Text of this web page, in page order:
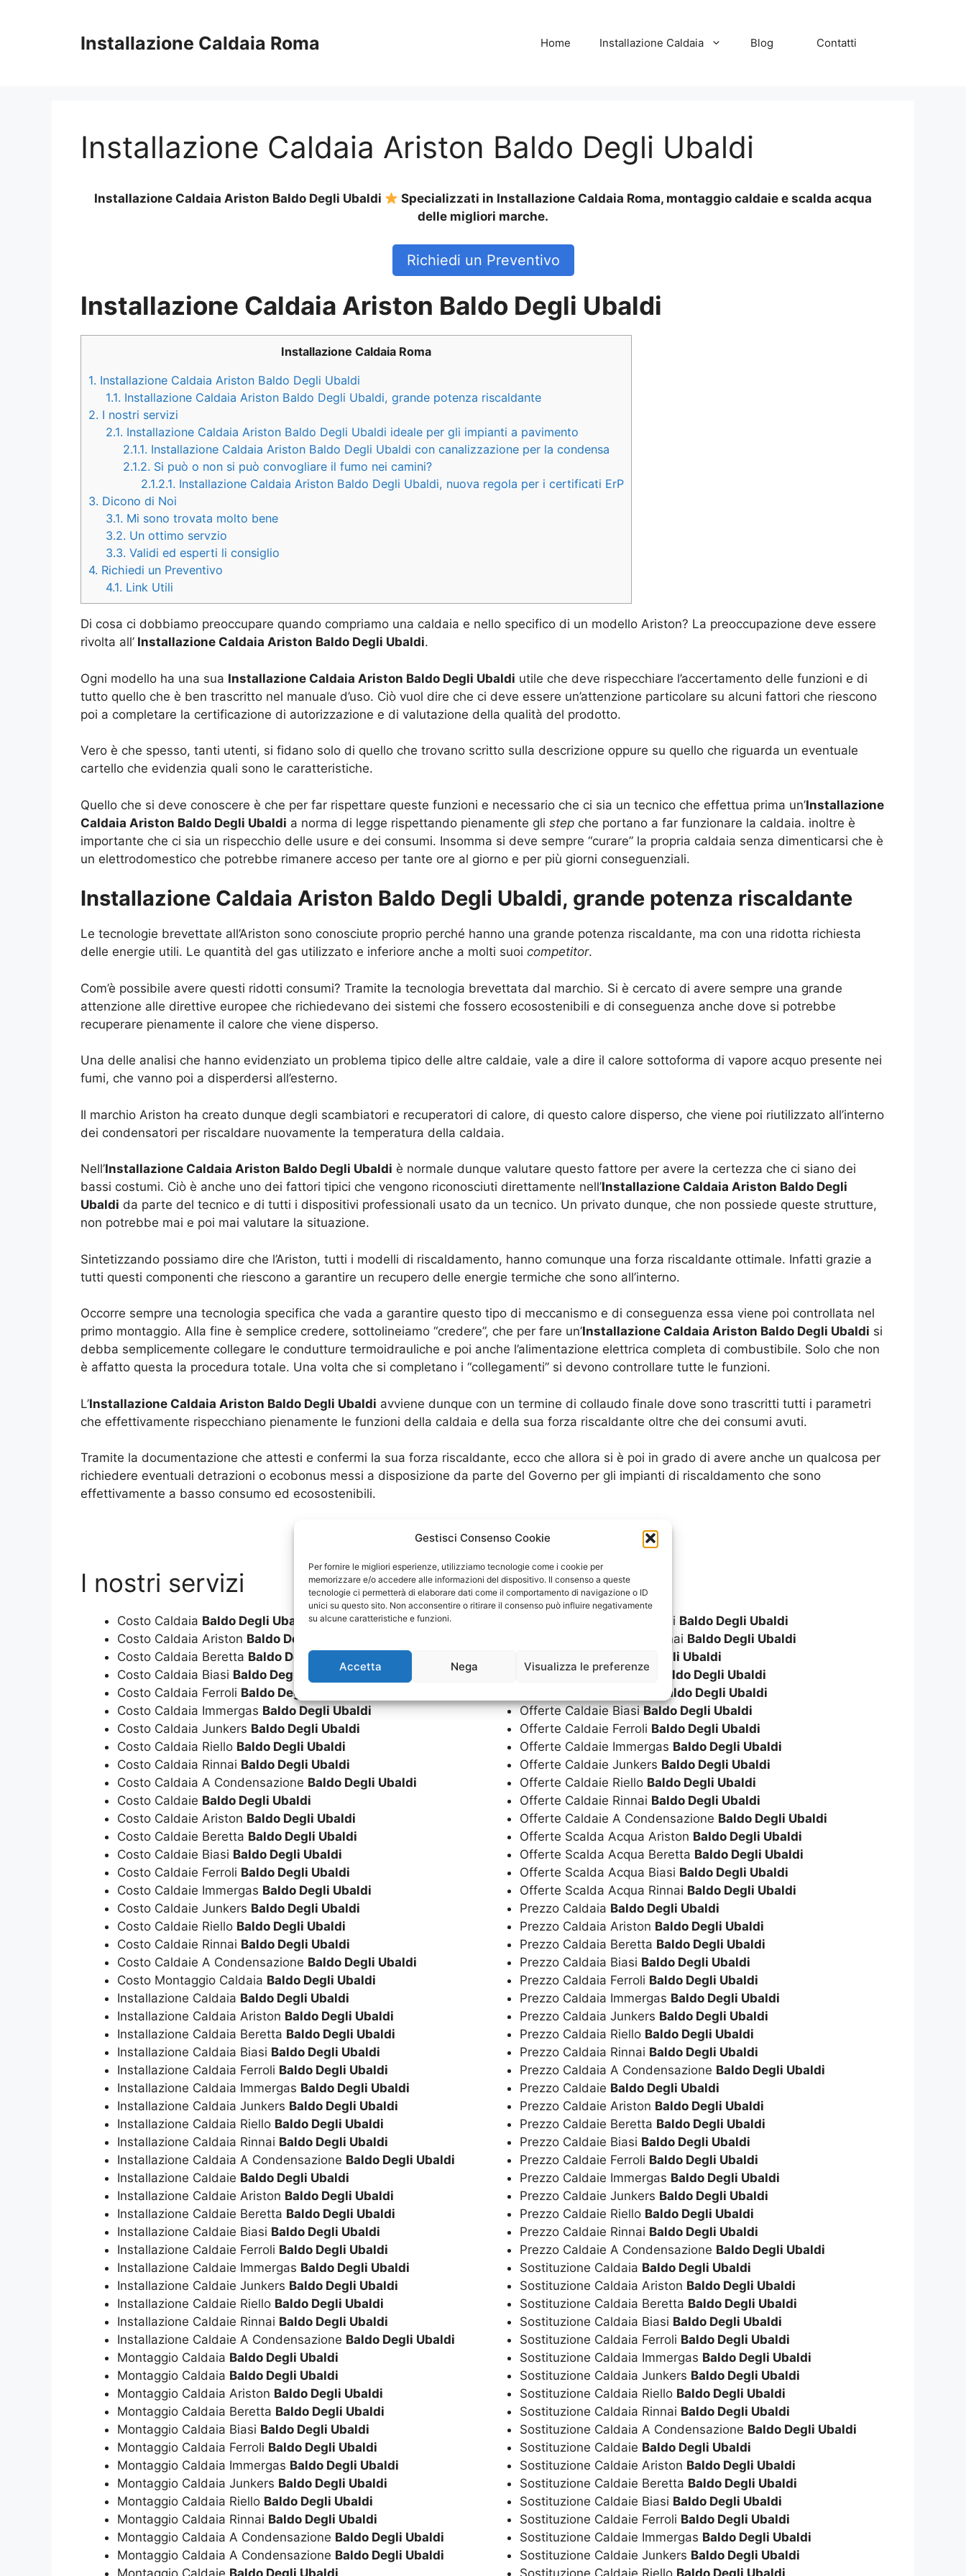
Gestisci Consenso Cookie
Per fornire le migliori esperienze, utilizziamo tecnologie come i cookie per
memorizzare e/o accedere alle informazioni del dispositivo. Il consenso a queste
tecnologie ci permetterà di elaborare dati come il comportamento di navigazione o ID
unici su questo sito. Non acconsentire o ritirare il consenso può influire negativamente
su alcune caratteristiche e funzioni.
Accetta Nega Visualizza le preferenze
Installazione Caldaia Roma Home Installazione Caldaia Blog Contatti
Installazione Caldaia Ariston Baldo Degli Ubaldi
Installazione Caldaia Ariston Baldo Degli Ubaldi
Specializzati in Installazione Caldaia Roma, montaggio caldaie e scalda acqua
delle migliori marche.
Richiedi un Preventivo
Installazione Caldaia Ariston Baldo Degli Ubaldi
Installazione Caldaia Roma
1. Installazione Caldaia Ariston Baldo Degli Ubaldi
1.1. Installazione Caldaia Ariston Baldo Degli Ubaldi, grande potenza riscaldante
2. I nostri servizi
2.1. Installazione Caldaia Ariston Baldo Degli Ubaldi ideale per gli impianti a pavimento
2.1.1. Installazione Caldaia Ariston Baldo Degli Ubaldi con canalizzazione per la condensa
2.1.2. Si può o non si può convogliare il fumo nei camini?
2.1.2.1. Installazione Caldaia Ariston Baldo Degli Ubaldi, nuova regola per i certificati ErP
3. Dicono di Noi
3.1. Mi sono trovata molto bene
3.2. Un ottimo servzio
3.3. Validi ed esperti li consiglio
4. Richiedi un Preventivo
4.1. Link Utili
Di cosa ci dobbiamo preoccupare quando compriamo una caldaia e nello specifico di un modello Ariston? La preoccupazione deve essere
rivolta all’ Installazione Caldaia Ariston Baldo Degli Ubaldi.
Ogni modello ha una sua Installazione Caldaia Ariston Baldo Degli Ubaldi utile che deve rispecchiare l’accertamento delle funzioni e di
tutto quello che è ben trascritto nel manuale d’uso. Ciò vuol dire che ci deve essere un’attenzione particolare su alcuni fattori che riescono
poi a completare la certificazione di autorizzazione e di valutazione della qualità del prodotto.
Vero è che spesso, tanti utenti, si fidano solo di quello che trovano scritto sulla descrizione oppure su quello che riguarda un eventuale
cartello che evidenzia quali sono le caratteristiche.
Quello che si deve conoscere è che per far rispettare queste funzioni e necessario che ci sia un tecnico che effettua prima un’Installazione
Caldaia Ariston Baldo Degli Ubaldi a norma di legge rispettando pienamente gli step che portano a far funzionare la caldaia. inoltre è
importante che ci sia un rispecchio delle usure e dei consumi. Insomma si deve sempre “curare” la propria caldaia senza dimenticarsi che è
un elettrodomestico che potrebbe rimanere acceso per tante ore al giorno e per più giorni conseguenziali.
Installazione Caldaia Ariston Baldo Degli Ubaldi, grande potenza riscaldante
Le tecnologie brevettate all’Ariston sono conosciute proprio perché hanno una grande potenza riscaldante, ma con una ridotta richiesta
delle energie utili. Le quantità del gas utilizzato e inferiore anche a molti suoi competitor.
Com’è possibile avere questi ridotti consumi? Tramite la tecnologia brevettata dal marchio. Si è cercato di avere sempre una grande
attenzione alle direttive europee che richiedevano dei sistemi che fossero ecosostenibili e di conseguenza anche dove si potrebbe
recuperare pienamente il calore che viene disperso.
Una delle analisi che hanno evidenziato un problema tipico delle altre caldaie, vale a dire il calore sottoforma di vapore acquo presente nei
fumi, che vanno poi a disperdersi all’esterno.
Il marchio Ariston ha creato dunque degli scambiatori e recuperatori di calore, di questo calore disperso, che viene poi riutilizzato all’interno
dei condensatori per riscaldare nuovamente la temperatura della caldaia.
Nell’Installazione Caldaia Ariston Baldo Degli Ubaldi è normale dunque valutare questo fattore per avere la certezza che ci siano dei
bassi costumi. Ciò è anche uno dei fattori tipici che vengono riconosciuti direttamente nell’Installazione Caldaia Ariston Baldo Degli
Ubaldi da parte del tecnico e di tutti i dispositivi professionali usato da un tecnico. Un privato dunque, che non possiede queste strutture,
non potrebbe mai e poi mai valutare la situazione.
Sintetizzando possiamo dire che l’Ariston, tutti i modelli di riscaldamento, hanno comunque una forza riscaldante ottimale. Infatti grazie a
tutti questi componenti che riescono a garantire un recupero delle energie termiche che sono all’interno.
Occorre sempre una tecnologia specifica che vada a garantire questo tipo di meccanismo e di conseguenza essa viene poi controllata nel
primo montaggio. Alla fine è semplice credere, sottolineiamo “credere”, che per fare un’Installazione Caldaia Ariston Baldo Degli Ubaldi si
debba semplicemente collegare le condutture termoidrauliche e poi anche l’alimentazione elettrica completa di combustibile. Solo che non
è affatto questa la procedura totale. Una volta che si completano i “collegamenti” si devono controllare tutte le funzioni.
L’Installazione Caldaia Ariston Baldo Degli Ubaldi avviene dunque con un termine di collaudo finale dove sono trascritti tutti i parametri
che effettivamente rispecchiano pienamente le funzioni della caldaia e della sua forza riscaldante oltre che dei consumi avuti.
Tramite la documentazione che attesti e confermi la sua forza riscaldante, ecco che allora si è poi in grado di avere anche un qualcosa per
richiedere eventuali detrazioni o ecobonus messi a disposizione da parte del Governo per gli impianti di riscaldamento che sono
effettivamente a basso consumo ed ecosostenibili.
Richiedi un Preventivo
I nostri servizi
Costo Caldaia Baldo Degli Ubaldi
Costo Caldaia Ariston Baldo Degli Ubaldi
Costo Caldaia Beretta Baldo Degli Ubaldi
Costo Caldaia Biasi Baldo Degli Ubaldi
Costo Caldaia Ferroli Baldo Degli Ubaldi
Costo Caldaia Immergas Baldo Degli Ubaldi
Costo Caldaia Junkers Baldo Degli Ubaldi
Costo Caldaia Riello Baldo Degli Ubaldi
Costo Caldaia Rinnai Baldo Degli Ubaldi
Costo Caldaia A Condensazione Baldo Degli Ubaldi
Costo Caldaie Baldo Degli Ubaldi
Costo Caldaie Ariston Baldo Degli Ubaldi
Costo Caldaie Beretta Baldo Degli Ubaldi
Costo Caldaie Biasi Baldo Degli Ubaldi
Costo Caldaie Ferroli Baldo Degli Ubaldi
Costo Caldaie Immergas Baldo Degli Ubaldi
Costo Caldaie Junkers Baldo Degli Ubaldi
Costo Caldaie Riello Baldo Degli Ubaldi
Costo Caldaie Rinnai Baldo Degli Ubaldi
Costo Caldaie A Condensazione Baldo Degli Ubaldi
Costo Montaggio Caldaia Baldo Degli Ubaldi
Installazione Caldaia Baldo Degli Ubaldi
Installazione Caldaia Ariston Baldo Degli Ubaldi
Installazione Caldaia Beretta Baldo Degli Ubaldi
Installazione Caldaia Biasi Baldo Degli Ubaldi
Installazione Caldaia Ferroli Baldo Degli Ubaldi
Installazione Caldaia Immergas Baldo Degli Ubaldi
Installazione Caldaia Junkers Baldo Degli Ubaldi
Installazione Caldaia Riello Baldo Degli Ubaldi
Installazione Caldaia Rinnai Baldo Degli Ubaldi
Installazione Caldaia A Condensazione Baldo Degli Ubaldi
Installazione Caldaie Baldo Degli Ubaldi
Installazione Caldaie Ariston Baldo Degli Ubaldi
Installazione Caldaie Beretta Baldo Degli Ubaldi
Installazione Caldaie Biasi Baldo Degli Ubaldi
Installazione Caldaie Ferroli Baldo Degli Ubaldi
Installazione Caldaie Immergas Baldo Degli Ubaldi
Installazione Caldaie Junkers Baldo Degli Ubaldi
Installazione Caldaie Riello Baldo Degli Ubaldi
Installazione Caldaie Rinnai Baldo Degli Ubaldi
Installazione Caldaie A Condensazione Baldo Degli Ubaldi
Montaggio Caldaia Baldo Degli Ubaldi
Montaggio Caldaia Baldo Degli Ubaldi
Montaggio Caldaia Ariston Baldo Degli Ubaldi
Montaggio Caldaia Beretta Baldo Degli Ubaldi
Montaggio Caldaia Biasi Baldo Degli Ubaldi
Montaggio Caldaia Ferroli Baldo Degli Ubaldi
Montaggio Caldaia Immergas Baldo Degli Ubaldi
Montaggio Caldaia Junkers Baldo Degli Ubaldi
Montaggio Caldaia Riello Baldo Degli Ubaldi
Montaggio Caldaia Rinnai Baldo Degli Ubaldi
Montaggio Caldaia A Condensazione Baldo Degli Ubaldi
Montaggio Caldaia A Condensazione Baldo Degli Ubaldi
Montaggio Caldaie Baldo Degli Ubaldi
Offerta Scalda Acqua Biasi Baldo Degli Ubaldi
Offerta Scalda Acqua Rinnai Baldo Degli Ubaldi
Baldo Degli Ubaldi
Offerte Caldaie Ariston
Baldo Degli Ubaldi
Baldo Degli Ubaldi
Offerte Caldaie BiasiBaldo Degli Ubaldi
Offerte Caldaie Ferroli Baldo Degli Ubaldi
Offerte Caldaie Immergas Baldo Degli Ubaldi
Offerte Caldaie Junkers Baldo Degli Ubaldi
Offerte Caldaie Riello Baldo Degli Ubaldi
Offerte Caldaie Rinnai Baldo Degli Ubaldi
Offerte Caldaie A Condensazione Baldo Degli Ubaldi
Offerte Scalda Acqua Ariston Baldo Degli Ubaldi
Offerte Scalda Acqua Beretta Baldo Degli Ubaldi
Offerte Scalda Acqua Biasi Baldo Degli Ubaldi
Offerte Scalda Acqua Rinnai Baldo Degli Ubaldi
Prezzo Caldaia Baldo Degli Ubaldi
Prezzo Caldaia Ariston Baldo Degli Ubaldi
Prezzo Caldaia Beretta Baldo Degli Ubaldi
Prezzo Caldaia Biasi Baldo Degli Ubaldi
Prezzo Caldaia Ferroli Baldo Degli Ubaldi
Prezzo Caldaia Immergas Baldo Degli Ubaldi
Prezzo Caldaia Junkers Baldo Degli Ubaldi
Prezzo Caldaia Riello Baldo Degli Ubaldi
Prezzo Caldaia Rinnai Baldo Degli Ubaldi
Prezzo Caldaia A Condensazione Baldo Degli Ubaldi
Prezzo Caldaie Baldo Degli Ubaldi
Prezzo Caldaie Ariston Baldo Degli Ubaldi
Prezzo Caldaie Beretta Baldo Degli Ubaldi
Prezzo Caldaie Biasi Baldo Degli Ubaldi
Prezzo Caldaie Ferroli Baldo Degli Ubaldi
Prezzo Caldaie Immergas Baldo Degli Ubaldi
Prezzo Caldaie Junkers Baldo Degli Ubaldi
Prezzo Caldaie Riello Baldo Degli Ubaldi
Prezzo Caldaie Rinnai Baldo Degli Ubaldi
Prezzo Caldaie A Condensazione Baldo Degli Ubaldi
Sostituzione Caldaia Baldo Degli Ubaldi
Sostituzione Caldaia Ariston Baldo Degli Ubaldi
Sostituzione Caldaia Beretta Baldo Degli Ubaldi
Sostituzione Caldaia Biasi Baldo Degli Ubaldi
Sostituzione Caldaia Ferroli Baldo Degli Ubaldi
Sostituzione Caldaia Immergas Baldo Degli Ubaldi
Sostituzione Caldaia Junkers Baldo Degli Ubaldi
Sostituzione Caldaia Riello Baldo Degli Ubaldi
Sostituzione Caldaia Rinnai Baldo Degli Ubaldi
Sostituzione Caldaia A Condensazione Baldo Degli Ubaldi
Sostituzione Caldaie Baldo Degli Ubaldi
Sostituzione Caldaie Ariston Baldo Degli Ubaldi
Sostituzione Caldaie Beretta Baldo Degli Ubaldi
Sostituzione Caldaie Biasi Baldo Degli Ubaldi
Sostituzione Caldaie Ferroli Baldo Degli Ubaldi
Sostituzione Caldaie Immergas Baldo Degli Ubaldi
Sostituzione Caldaie Junkers Baldo Degli Ubaldi
Sostituzione Caldaie Riello Baldo Degli Ubaldi